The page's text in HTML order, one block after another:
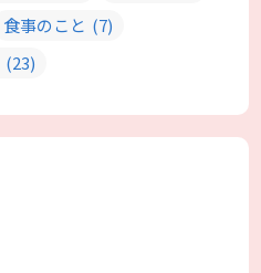
食事のこと (7)
(23)